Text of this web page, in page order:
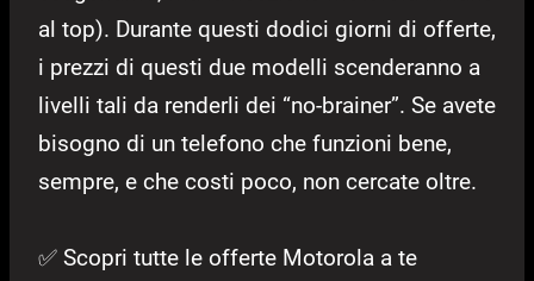
al top). Durante questi dodici giorni di offerte,
i prezzi di questi due modelli scenderanno a
livelli tali da renderli dei “no-brainer”. Se avete
bisogno di un telefono che funzioni bene,
sempre, e che costi poco, non cercate oltre.
✅ Scopri tutte le offerte Motorola a te